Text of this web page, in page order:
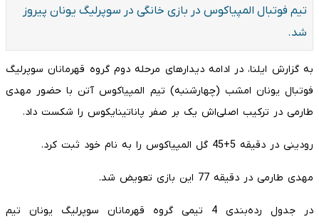
تیم فوتبال المپیاکوس در بازی خانگی در سوپرلیگ یونان پیروز
شد.
به گزارش ایلنا، در ادامه دیدارهای مرحله دوم گروه قهرمانان سوپرلیگ
فوتبال یونان امشب (چهارشنبه) تیم المپیاکوس آتن با حضور مهدی
طارمی در ترکیب اصلی‌اش یک بر صفر پاناتینایکوس را شکست داد.
رودینی در دقیقه 5+45 گل المپیاکوس را به نام خود ثبت کرد.
مهدی طارمی در دقیقه 77 این بازی تعویض شد.
در جدول رده‌بندی 4 تیمی گروه قهرمانان سوپرلیگ یونان تیم